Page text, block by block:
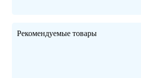
Рекомендуемые товары